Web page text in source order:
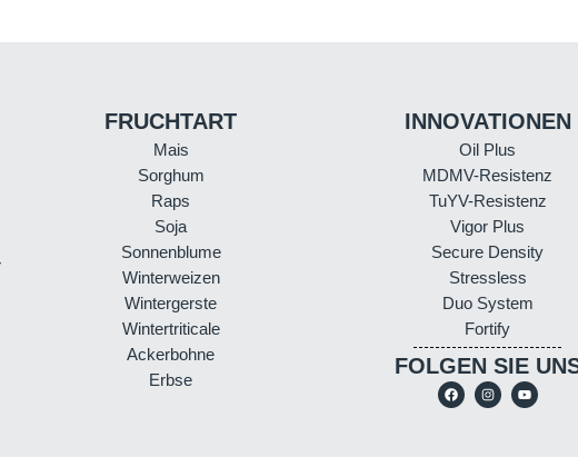
FRUCHTART
Mais
Sorghum
Raps
Soja
Sonnenblume
Winterweizen
Wintergerste
Wintertriticale
Ackerbohne
Erbse
INNOVATIONEN
Oil Plus
MDMV-Resistenz
TuYV-Resistenz
Vigor Plus
Secure Density
Stressless
Duo System
Fortify
FOLGEN SIE